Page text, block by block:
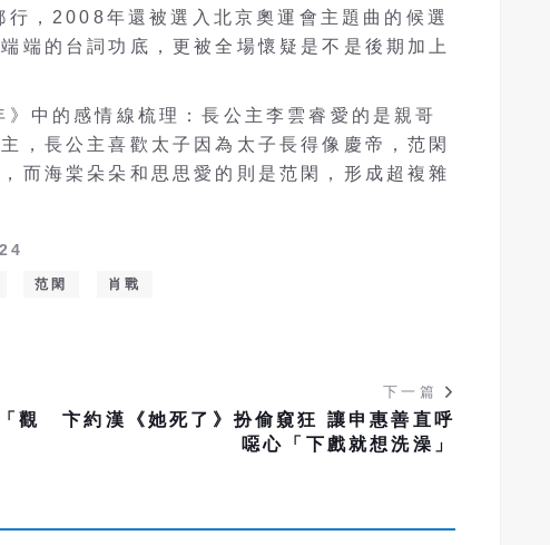
行，2008年還被選入北京奧運會主題曲的候選
端的台詞功底，更被全場懷疑是不是後期加上
中的感情線梳理：長公主李雲睿愛的是親哥
，長公主喜歡太子因為太子長得像慶帝，范閑
而海棠朵朵和思思愛的則是范閑，形成超複雜
范閑 肖戰
觀
下一篇
卞約漢《她死了》扮偷窺狂 讓申惠善直呼
噁心「下戲就想洗澡」